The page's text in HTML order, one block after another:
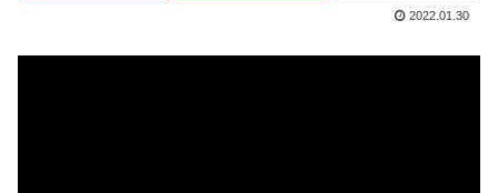
2022.01.30